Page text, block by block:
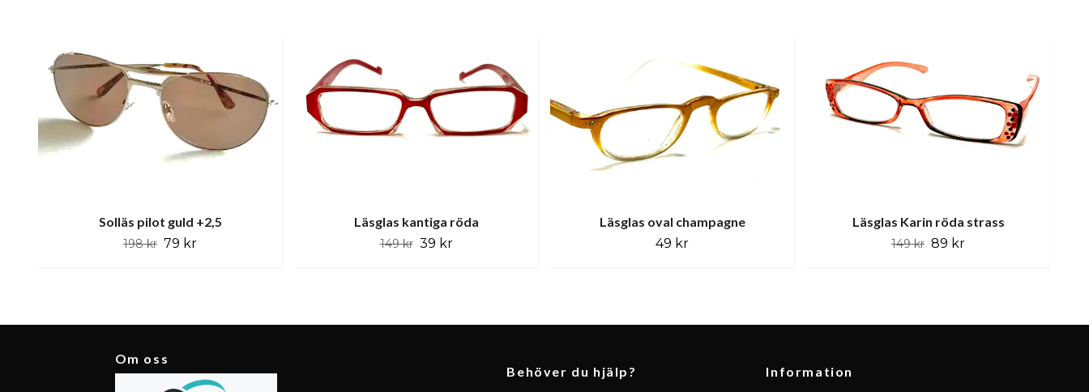
Solläs pilot guld +2,5
198 kr 79 kr
Läsglas kantiga röda
149 kr 39 kr
Läsglas oval champagne
49 kr
Läsglas Karin röda strass
149 kr 89 kr
Om oss
Behöver du hjälp? Information